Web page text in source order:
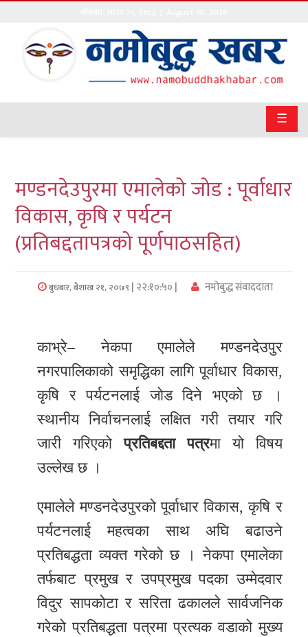
गृहपृष्ठ
राजनीति
अर्थवाणिज्य
खेलकुद
शैली
सूचना
प्रविधि
साहित्य
नमोबुद्ध
English
☰
मण्डनदेउपुरमा एमालेको जोड : पूर्वाधार
विकास, कृषि र पर्यटन
(प्रतिबद्दतापत्रको पूर्णपाठसहित)
बुधबार, बैशाख २१, २०७९ | २२:१०:५० | नमोबुद्ध संवाददाता
काभ्रे– नेकपा एमालेले मण्डनदेउपुर
नगरपालिकाको समृद्धिका लागि पूर्वाधार विकास,
कृषि र पर्यटनलाई जोड दिने भएको छ ।
स्थानीय निर्वाचनलाई लक्षित गरी तयार गरि
जारी गरिएकोप्रतिबद्दता पत्रमा यो विषय
उल्लेख छ ।
एमालेले मण्डनदेउपुरको पूर्वाधार विकास, कृषि र
पर्यटनलाई महत्वका साथ अघि बढाउने
प्रतिबद्धता व्यक्त गरेको छ । नेकपा एमालेका
तर्फबाट प्रमुख र उपप्रमुख पदका उम्मेदवार
विदुर सापकोटा र सरिता ढकालले सार्वजनिक
गरेको प्रतिबद्धता पत्रमा प्रत्यक वडाको मुख्य